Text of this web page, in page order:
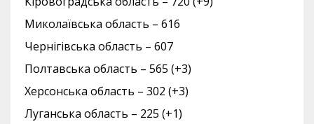
Миколаївська область – 616
Чернігівська область – 607
Полтавська область – 565 (+3)
Херсонська область – 302 (+3)
Луганська область – 225 (+1)